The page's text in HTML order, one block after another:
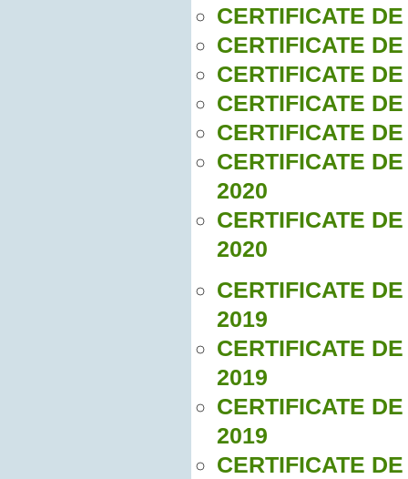
CERTIFICATE
CERTIFICATE
CERTIFICATE
CERTIFICATE
CERTIFICATE
CERTIFICATE
2020
CERTIFICATE
2020
CERTIFICATE
2019
CERTIFICATE
2019
CERTIFICATE
2019
CERTIFICATE